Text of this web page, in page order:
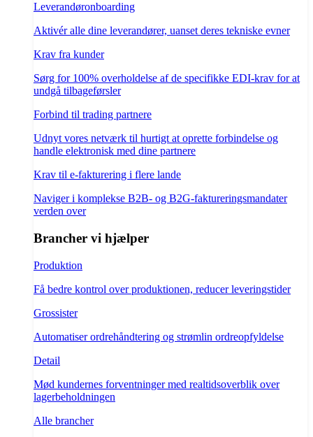
Leverandøronboarding
Aktivér alle dine leverandører, uanset deres tekniske evner
Krav fra kunder
Sørg for 100% overholdelse af de specifikke EDI-krav for at
undgå tilbageførsler
Forbind til trading partnere
Udnyt vores netværk til hurtigt at oprette forbindelse og
handle elektronisk med dine partnere
Krav til e-fakturering i flere lande
Naviger i komplekse B2B- og B2G-faktureringsmandater
verden over
Brancher vi hjælper
Produktion
Få bedre kontrol over produktionen, reducer leveringstider
Grossister
Automatiser ordrehåndtering og strømlin ordreopfyldelse
Detail
Mød kundernes forventninger med realtidsoverblik over
lagerbeholdningen
Alle brancher